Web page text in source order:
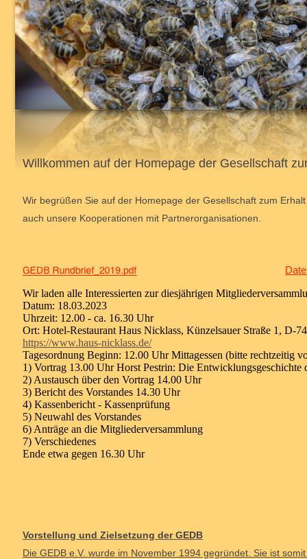
Wir begrüßen Sie auf der Homepage der Gesellschaft zum
auch unsere Kooperationen mit Partnerorganisationen.
Wir laden alle Interessierten zur diesjährigen
Datum: 18.03.2023
Uhrzeit: 12.00 - ca. 16.30 Uhr
Ort: Hotel-Restaurant Haus Nicklass, Künzelsauer Straße 1, D-
https://www.haus-nicklass.de/
Tagesordnung Beginn: 12.00 Uhr Mittagessen (bitte rechtzeitig
1) Vortrag 13.00 Uhr Horst Pestrin: Die
2) Austausch über den Vortrag 14.00 Uhr
3) Bericht des Vorstandes 14.30 Uhr
4) Kassenbericht - Kassenprüfung
5) Neuwahl des Vorstandes
6) Anträge an die Mitgliederversammlung
7) Verschiedenes
Ende etwa gegen 16.30 Uhr
Vorstellung und Zielsetzung der GEDB
Die GEDB e.V. wurde im November 1994 gegründet. Sie ist
Willkommen auf der Homepage der Gesellschaft